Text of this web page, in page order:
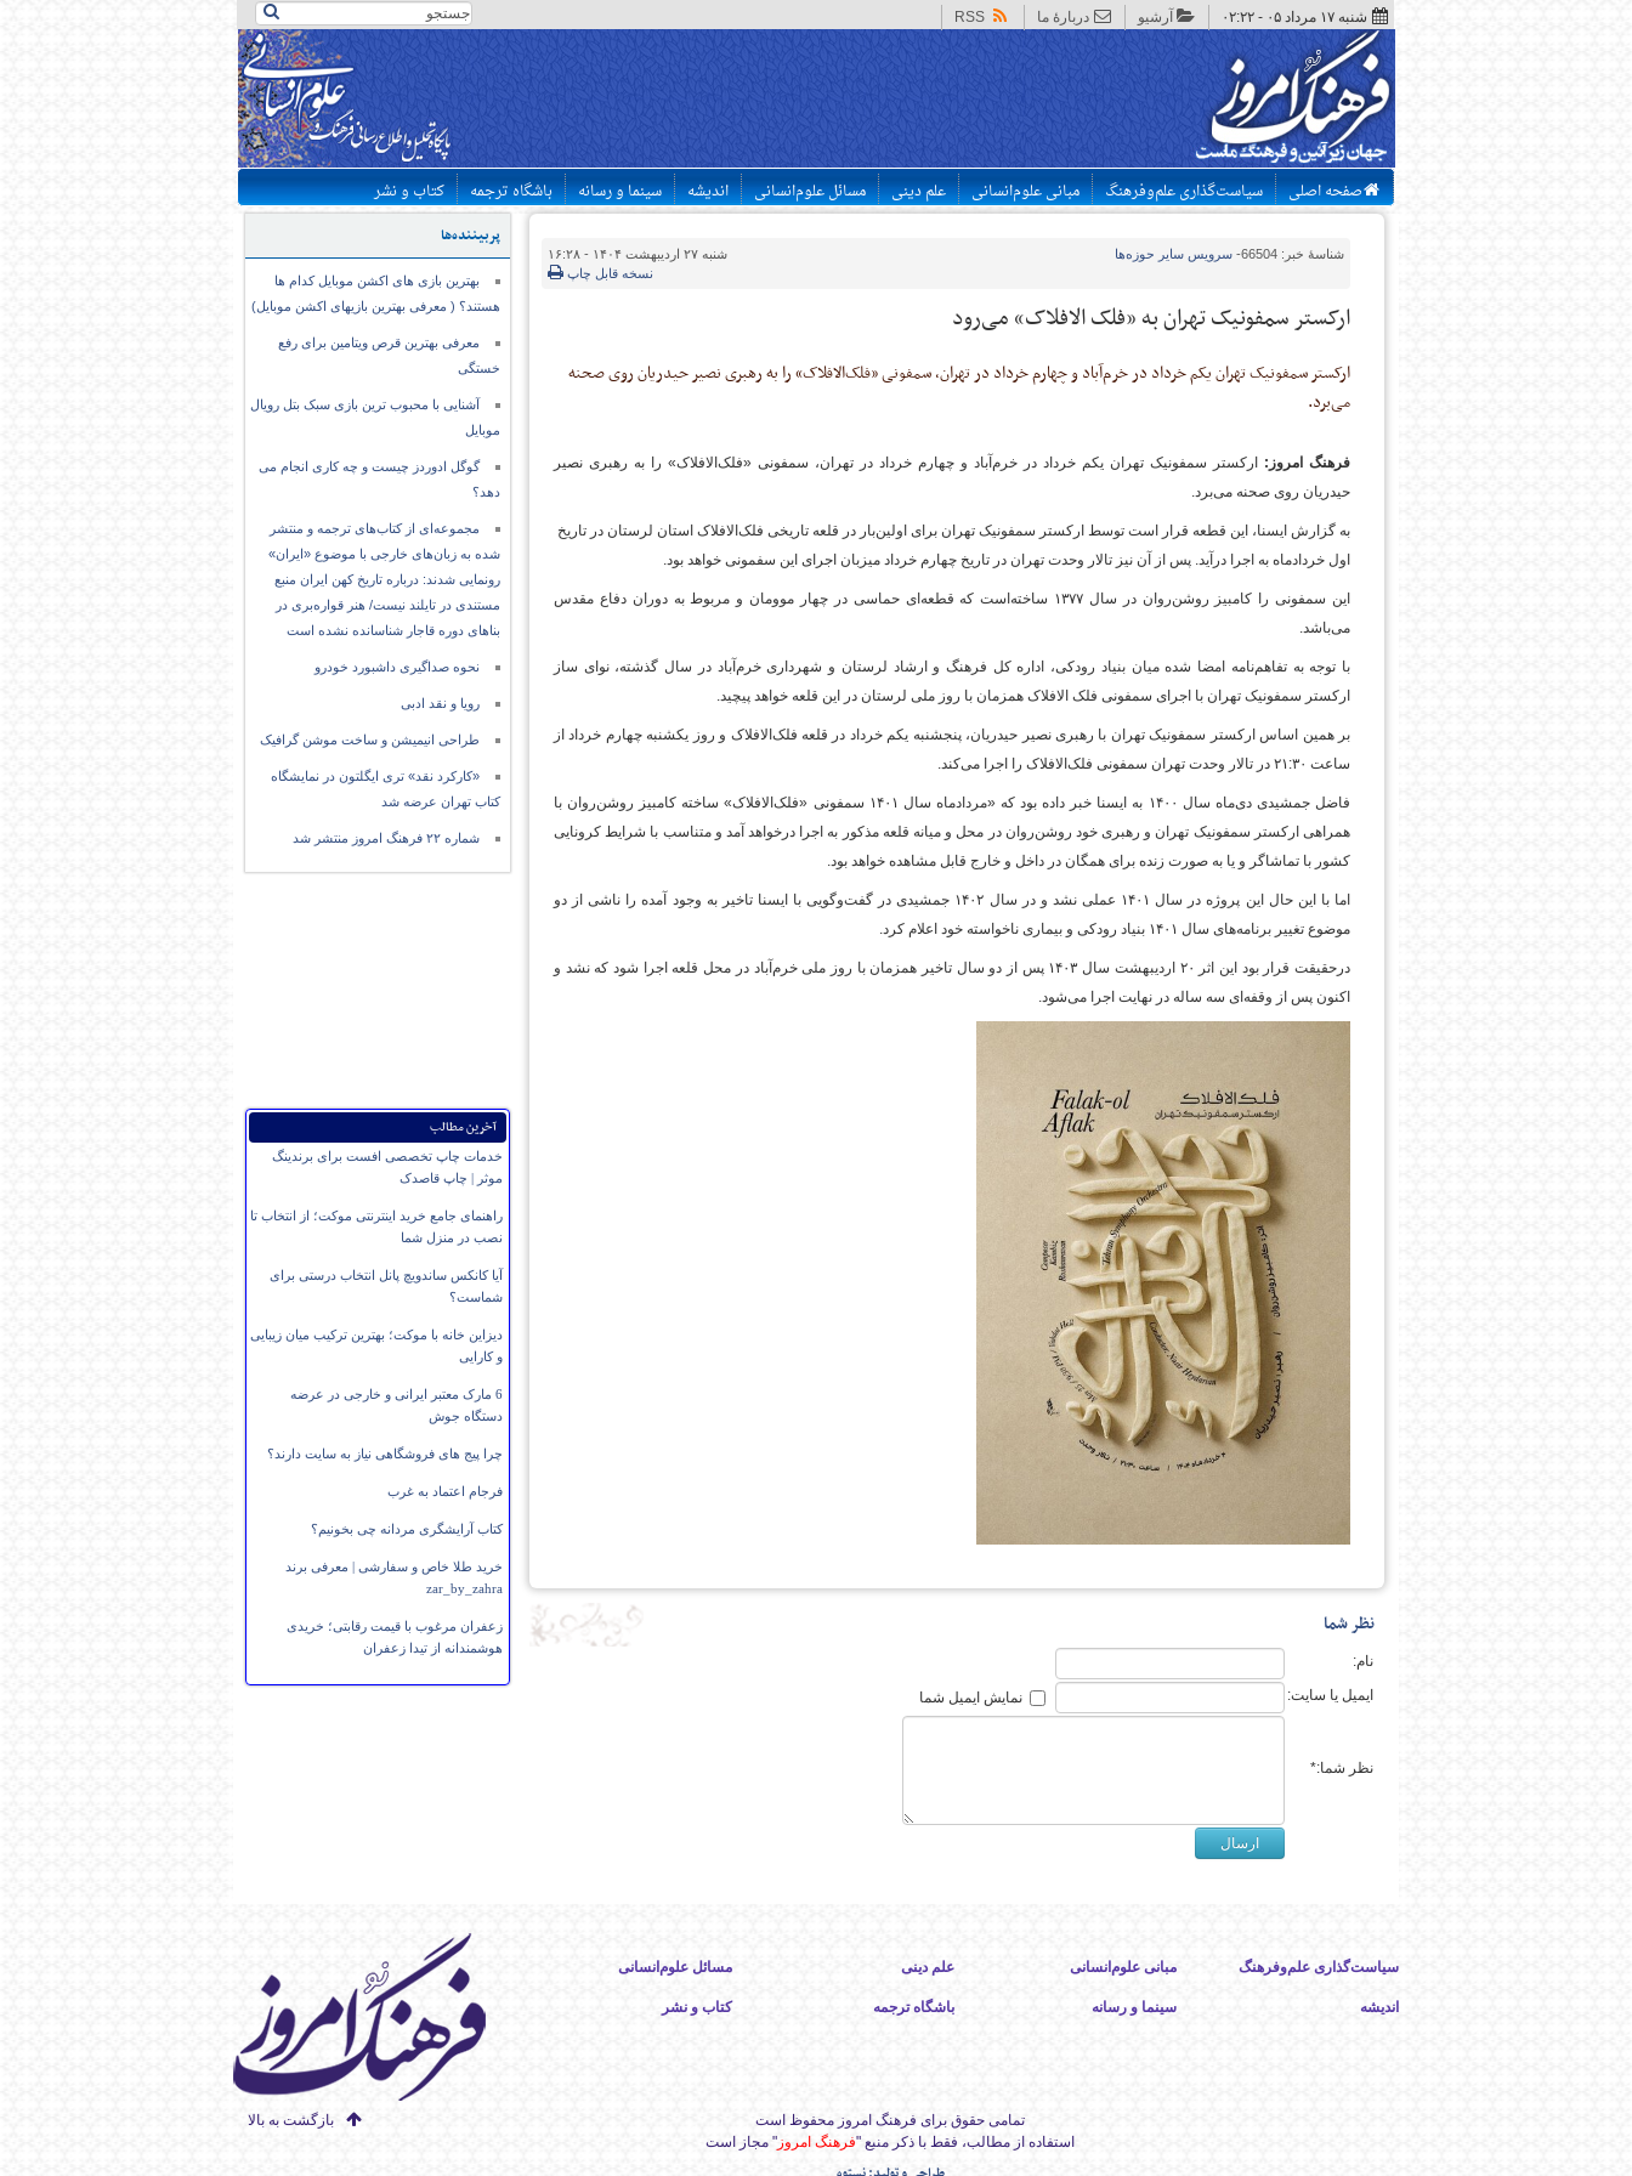
شنبه ۱۷ مرداد ۰۵ - ۰۲:۲۲ آرشیو دربارهٔ ما RSS
پایگاه اطلاع رسانی فرهنگ
صفحه اصلی سیاست‌گذاری علم‌وفرهنگ مبانی علوم‌انسانی علم دینی مسائل علوم‌انسانی اندیشه سینما و رسانه باشگاه ترجمه کتاب و نشر
پربیننده‌ها
بهترین بازی های اکشن موبایل کدام ها
هستند؟ ( معرفی بهترین بازیهای اکشن موبایل)
معرفی بهترین قرص ویتامین برای رفع
خستگی
آشنایی با محبوب ترین بازی سبک بتل رویال
موبایل
گوگل ادوردز چیست و چه کاری انجام می
دهد؟
مجموعه‌ای از کتاب‌های ترجمه و منتشر
شده به زبان‌های خارجی با موضوع «ایران»
رونمایی شدند: درباره تاریخ کهن ایران منبع
مستندی در تایلند نیست/ هنر قواره‌بری در
بناهای دوره قاجار شناسانده نشده است
نحوه صداگیری داشبورد خودرو
رویا و نقد ادبی
طراحی انیمیشن و ساخت موشن گرافیک
«کارکرد نقد» تری ایگلتون در نمایشگاه
کتاب تهران عرضه شد
شماره ۲۲ فرهنگ امروز منتشر شد
آخرین مطالب
خدمات چاپ تخصصی افست برای برندینگ
موثر | چاپ قاصدک
راهنمای جامع خرید اینترنتی موکت؛ از انتخاب تا
نصب در منزل شما
آیا کانکس ساندویچ پانل انتخاب درستی برای
شماست؟
دیزاین خانه با موکت؛ بهترین ترکیب میان زیبایی
و کارایی
6 مارک معتبر ایرانی و خارجی در عرضه
دستگاه جوش
چرا پیج های فروشگاهی نیاز به سایت دارند؟
فرجام اعتماد به غرب
کتاب آرایشگری مردانه چی بخونیم؟
خرید طلا خاص و سفارشی | معرفی برند
zar_by_zahra
زعفران مرغوب با قیمت رقابتی؛ خریدی
هوشمندانه از تیدا زعفران
شنبه ۲۷ اردیبهشت ۱۴۰۴ - ۱۶:۲۸ شناسهٔ خبر: 66504 - سرویس سایر حوزه‌ها
نسخه قابل چاپ
ارکستر سمفونیک تهران به «فلک الافلاک» می‌رود
ارکستر سمفونیک تهران یکم خرداد در خرم‌آباد و چهارم خرداد در تهران، سمفونی «فلک‌الافلاک» را به رهبری نصیر حیدریان روی صحنه
می‌برد.
فرهنگ امروز:
ارکستر سمفونیک تهران یکم خرداد در خرم‌آباد و چهارم خرداد در تهران، سمفونی «فلک‌الافلاک» را به رهبری نصیر
حیدریان روی صحنه می‌برد.
به گزارش ایسنا، این قطعه قرار است توسط ارکستر سمفونیک تهران برای اولین‌بار در قلعه تاریخی فلک‌الافلاک استان لرستان در تاریخ
اول خردادماه به اجرا درآید. پس از آن نیز تالار وحدت تهران در تاریخ چهارم خرداد میزبان اجرای این سفمونی خواهد بود.
این سمفونی را کامبیز روشن‌روان در سال ۱۳۷۷ ساخته‌است که قطعه‌ای حماسی در چهار موومان و مربوط به دوران دفاع مقدس
می‌باشد.
با توجه به تفاهم‌نامه امضا شده میان بنیاد رودکی، اداره کل فرهنگ و ارشاد لرستان و شهرداری خرم‌آباد در سال گذشته، نوای ساز
ارکستر سمفونیک تهران با اجرای سمفونی فلک الافلاک همزمان با روز ملی لرستان در این قلعه خواهد پیچید.
بر همین اساس ارکستر سمفونیک تهران با رهبری نصیر حیدریان، پنجشنبه یکم خرداد در قلعه فلک‌الافلاک و روز یکشنبه چهارم خرداد از
ساعت ۲۱:۳۰ در تالار وحدت تهران سمفونی فلک‌الافلاک را اجرا می‌کند.
فاضل جمشیدی دی‌ماه سال ۱۴۰۰ به ایسنا خبر داده بود که «مردادماه سال ۱۴۰۱ سمفونی «فلک‌الافلاک» ساخته کامبیز روشن‌روان با
همراهی ارکستر سمفونیک تهران و رهبری خود روشن‌روان در محل و میانه قلعه مذکور به اجرا درخواهد آمد و متناسب با شرایط کرونایی
کشور با تماشاگر و یا به صورت زنده برای همگان در داخل و خارج قابل مشاهده خواهد بود.
اما با این حال این پروژه در سال ۱۴۰۱ عملی نشد و در سال ۱۴۰۲ جمشیدی در گفت‌وگویی با ایسنا تاخیر به وجود آمده را ناشی از دو
موضوع تغییر برنامه‌های سال ۱۴۰۱ بنیاد رودکی و بیماری ناخواسته خود اعلام کرد.
درحقیقت قرار بود این اثر ۲۰ اردیبهشت سال ۱۴۰۳ پس از دو سال تاخیر همزمان با روز ملی خرم‌آباد در محل قلعه اجرا شود که نشد و
اکنون پس از وقفه‌ای سه ساله در نهایت اجرا می‌شود.
نظر شما
نام:
ایمیل یا سایت:
نمایش ایمیل شما
نظر شما:*
سیاست‌گذاری علم‌وفرهنگ مبانی علوم‌انسانی علم دینی مسائل علوم‌انسانی
اندیشه سینما و رسانه باشگاه ترجمه کتاب و نشر
بازگشت به بالا
تمامی حقوق برای فرهنگ امروز محفوظ است
استفاده از مطالب، فقط با ذکر منبع "فرهنگ امروز " مجاز است